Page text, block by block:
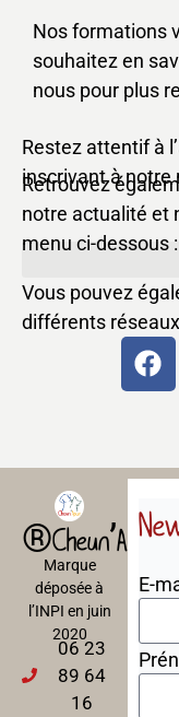
Nos formations
souhaitez en
nous pour plus
Restez attentif à
inscrivant à notre
Retrouvez
notre actualité et
menu ci-dessous :
Vous pouvez
différents
®Cheun’Apan
Marque
déposée à
l’INPI en juin
2020
06 23
89 64
16
E-